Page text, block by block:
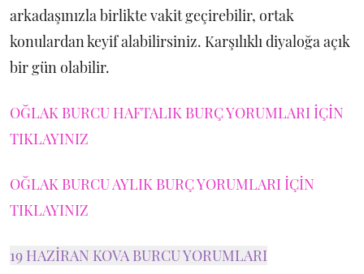
arkadaşınızla birlikte vakit geçirebilir, ortak
konulardan keyif alabilirsiniz. Karşılıklı diyaloğa açık
bir gün olabilir.
OĞLAK BURCU HAFTALIK BURÇ YORUMLARI İÇİN
TIKLAYINIZ
OĞLAK BURCU AYLIK BURÇ YORUMLARI İÇİN
TIKLAYINIZ
19 HAZİRAN KOVA BURCU YORUMLARI